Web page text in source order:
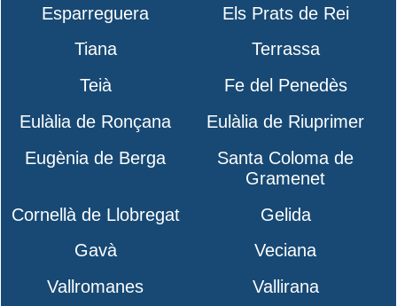
Esparreguera
Els Prats de Rei
Tiana
Terrassa
Teià
Fe del Penedès
Eulàlia de Ronçana
Eulàlia de Riuprimer
Eugènia de Berga
Santa Coloma de
Gramenet
Cornellà de Llobregat
Gelida
Gavà
Veciana
Vallromanes
Vallirana